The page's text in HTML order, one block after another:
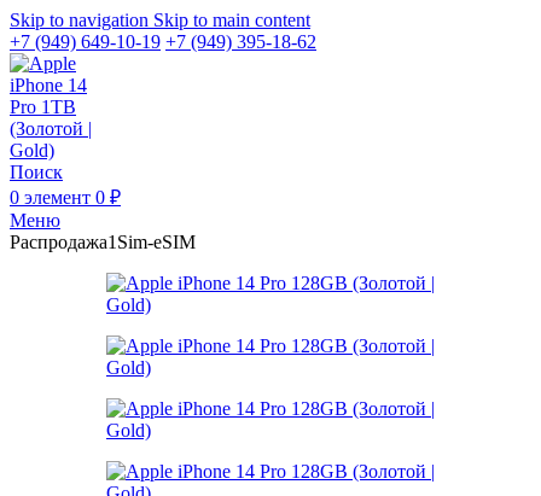
Skip to navigation Skip to main content
+7 (949) 649-10-19 +7 (949) 395-18-62
Поиск
0 элемент 0 ₽
Меню
Распродажа1Sim-eSIM